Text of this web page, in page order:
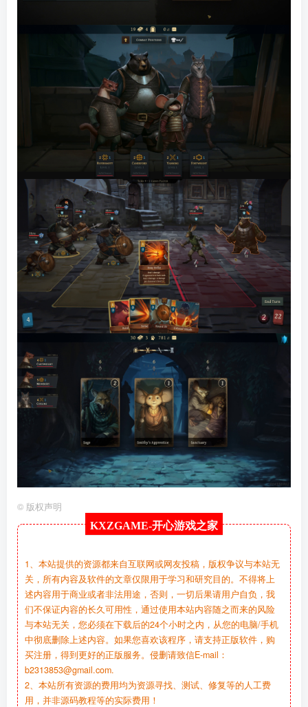
© 版权声明
KXZGAME-开心游戏之家
1、本站提供的资源都来自互联网或网友投稿，版权争议与本站无
关，所有内容及软件的文章仅限用于学习和研究目的。不得将上
述内容用于商业或者非法用途，否则，一切后果请用户自负，我
们不保证内容的长久可用性，通过使用本站内容随之而来的风险
与本站无关，您必须在下载后的24个小时之内，从您的电脑/手机
中彻底删除上述内容。如果您喜欢该程序，请支持正版软件，购
买注册，得到更好的正版服务。侵删请致信E-mail：
b2313853@gmail.com.
2、本站所有资源的费用均为资源寻找、测试、修复等的人工费
用，并非源码教程等的实际费用！